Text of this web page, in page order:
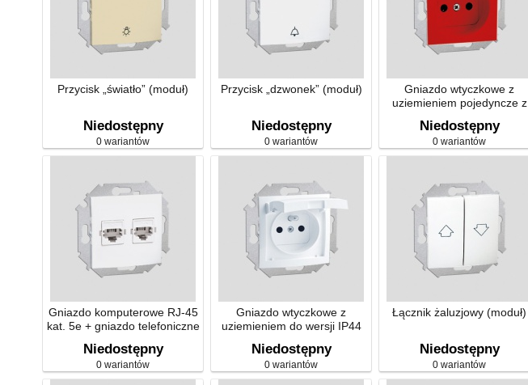
Przycisk „światło” (moduł)
Niedostępny
0 wariantów
Przycisk „dzwonek” (moduł)
Niedostępny
0 wariantów
Gniazdo wtyczkowe z
uziemieniem pojedyncze z
(moduł)
Niedostępny
0 wariantów
Gniazdo komputerowe RJ-45
kat. 5e + gniazdo telefoniczne
Niedostępny
0 wariantów
Gniazdo wtyczkowe z
uziemieniem do wersji IP44
torów prądowych (moduł)
Niedostępny
0 wariantów
Łącznik żaluzjowy (moduł)
Niedostępny
0 wariantów